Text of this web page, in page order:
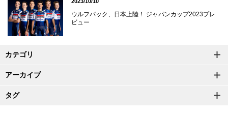
ウルフパック、日本上陸！ ジャパンカップ2023プレ
ビュー
カテゴリ
アーカイブ
タグ